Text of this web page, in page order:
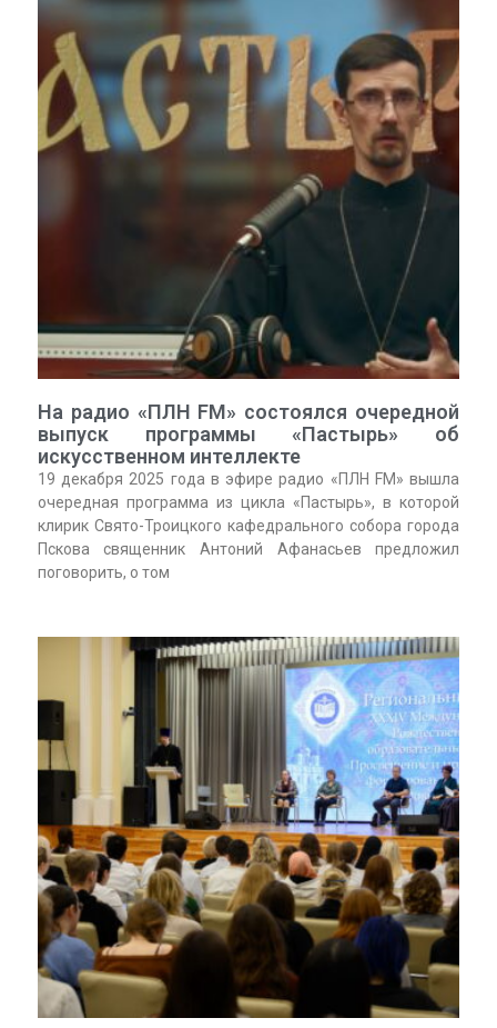
На радио «ПЛН FM» состоялся очередной
выпуск программы «Пастырь» об
искусственном интеллекте
19 декабря 2025 года в эфире радио «ПЛН FM» вышла
очередная программа из цикла «Пастырь», в которой
клирик Свято-Троицкого кафедрального собора города
Пскова священник Антоний Афанасьев предложил
поговорить, о том